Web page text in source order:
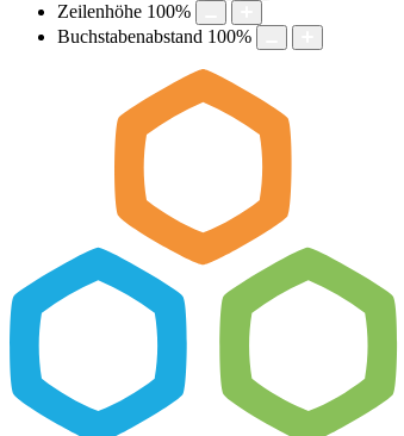
Zeilenhöhe 100%
Buchstabenabstand 100%